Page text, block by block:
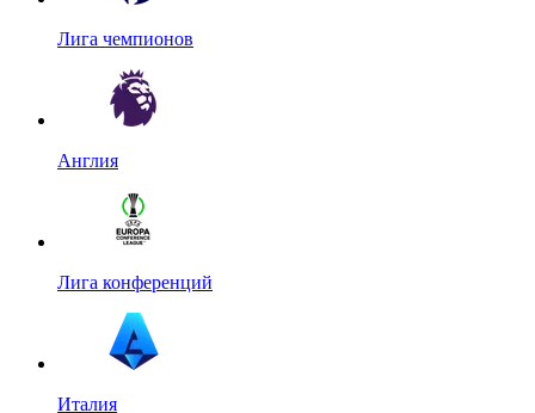
Лига чемпионов
Англия
Лига конференций
Италия